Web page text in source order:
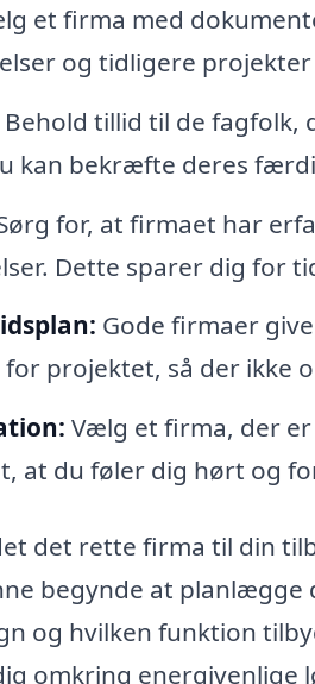
et firma med
og tidligere
Behold tillid til de fagfolk,
kan bekræfte deres
for, at firmaet har
Dette sparer dig for
Gode firmaer
projektet, så der ikke
Vælg et firma, der
at du føler dig hørt og
det rette firma til din
begynde at
og hvilken funktion
omkring